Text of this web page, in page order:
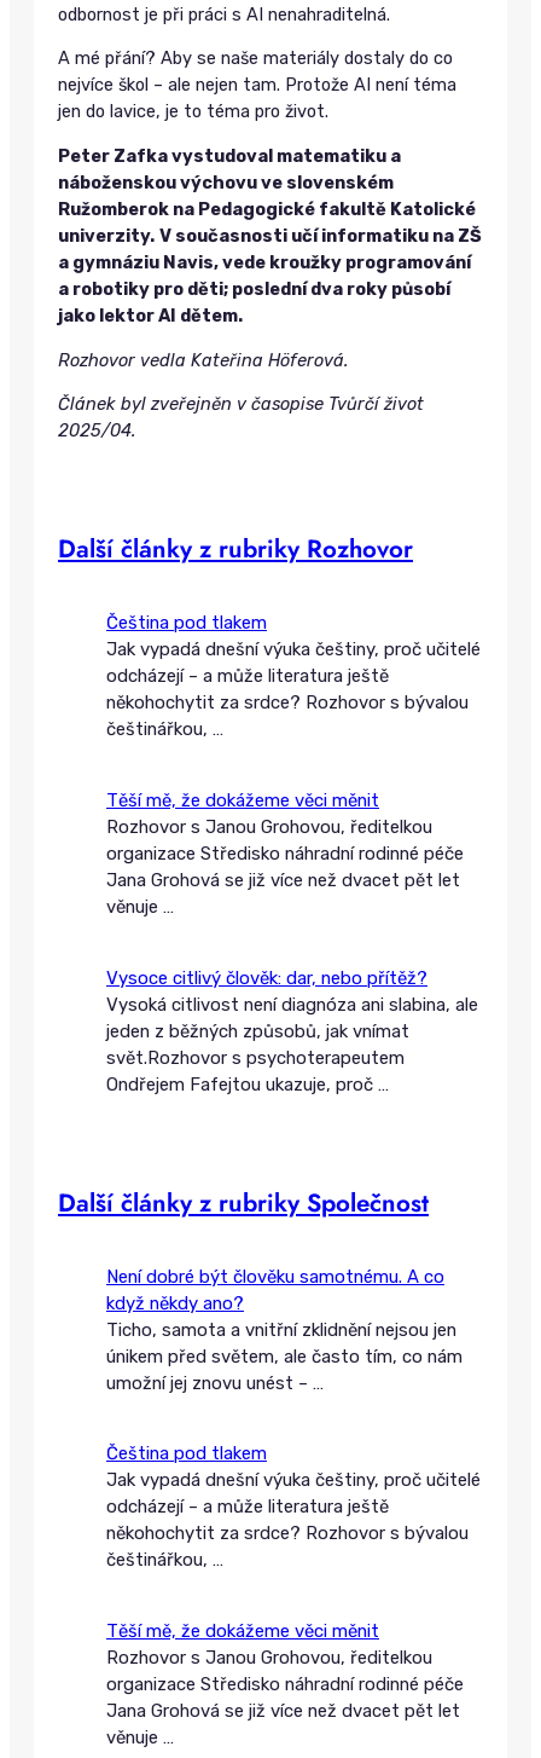
odbornost je při práci s AI nenahraditelná.
A mé přání? Aby se naše materiály dostaly do co
nejvíce škol – ale nejen tam. Protože AI není téma
jen do lavice, je to téma pro život.
Peter Zafka vystudoval matematiku a
náboženskou výchovu ve slovenském
Ružomberok na Pedagogické fakultě Katolické
univerzity. V současnosti učí informatiku na ZŠ
a gymnáziu Navis, vede kroužky programování
a robotiky pro děti; poslední dva roky působí
jako lektor AI dětem.
Rozhovor vedla Kateřina Höferová.
Článek byl zveřejněn v časopise Tvůrčí život
2025/04.
Další články z rubriky Rozhovor
Čeština pod tlakem
Jak vypadá dnešní výuka češtiny, proč učitelé
odcházejí – a může literatura ještě
někohochytit za srdce? Rozhovor s bývalou
češtinářkou, …
Těší mě, že dokážeme věci měnit
Rozhovor s Janou Grohovou, ředitelkou
organizace Středisko náhradní rodinné péče
Jana Grohová se již více než dvacet pět let
věnuje …
Vysoce citlivý člověk: dar, nebo přítěž?
Vysoká citlivost není diagnóza ani slabina, ale
jeden z běžných způsobů, jak vnímat
svět.Rozhovor s psychoterapeutem
Ondřejem Fafejtou ukazuje, proč …
Další články z rubriky Společnost
Není dobré být člověku samotnému. A co
když někdy ano?
Ticho, samota a vnitřní zklidnění nejsou jen
únikem před světem, ale často tím, co nám
umožní jej znovu unést – …
Čeština pod tlakem
Jak vypadá dnešní výuka češtiny, proč učitelé
odcházejí – a může literatura ještě
někohochytit za srdce? Rozhovor s bývalou
češtinářkou, …
Těší mě, že dokážeme věci měnit
Rozhovor s Janou Grohovou, ředitelkou
organizace Středisko náhradní rodinné péče
Jana Grohová se již více než dvacet pět let
věnuje …